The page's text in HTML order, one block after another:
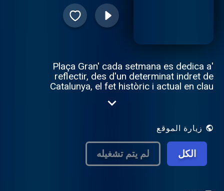
'Plaça Gran' cada setmana es dedica a
reflectir, des d'un determinat indret de
Catalunya, el fet històric i actual en clau
etnogràfic, cultural i lúdic de les nostres
situ' que dóna veu a les persones que
gestionen el territori i a la ciutadania més o
menys anònima que nodreix el teixit
associatiu dels municipis.
زيارة الموقع
الكل لم يتم تشغيله